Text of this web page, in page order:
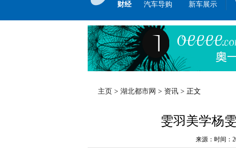
财经
汽车导购 新车展示
主页 > 湖北都市网 > 资讯 > 正文
雯羽美学杨
来源：时间：